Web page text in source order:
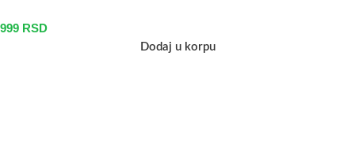
999 RSD
Dodaj u korpu